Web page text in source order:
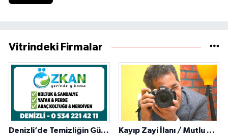
Vitrindeki Firmalar
Denizli’de Temizliğin Güvenilir Adresi: Özkan Yerinde Yıkama Kayıp Zayi İlanı / Mutlu Ajans / Denizli